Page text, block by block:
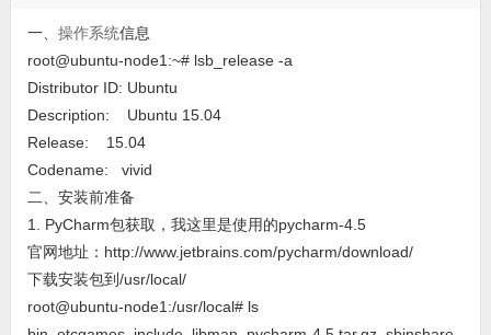
一、 操作系统信息
root@ubuntu-node1:~# lsb_release -a
Distributor ID: Ubuntu
Description: Ubuntu 15.04
Release: 15.04
Codename: vivid
二、安装前准备
1. PyCharm包获取，我这里是使用的pycharm-4.5
官网地址：http://www.jetbrains.com/pycharm/download/
下载安装包到/usr/local/
root@ubuntu-node1:/usr/local# ls